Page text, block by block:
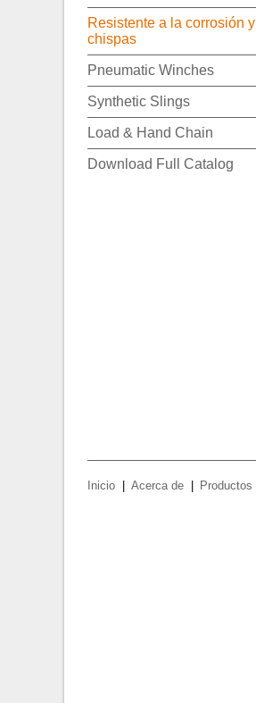
Resistente a la corrosión y
chispas
Pneumatic Winches
Synthetic Slings
Load & Hand Chain
Download Full Catalog
Inicio Acerca de Productos